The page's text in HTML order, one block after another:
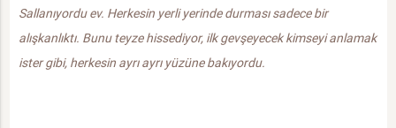
Sallanıyordu ev. Herkesin yerli yerinde durması sadece bir
alışkanlıktı. Bunu teyze hissediyor, ilk gevşeyecek kimseyi anlamak
ister gibi, herkesin ayrı ayrı yüzüne bakıyordu.